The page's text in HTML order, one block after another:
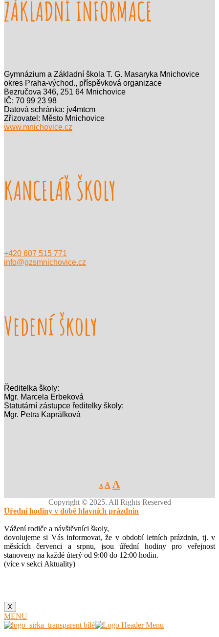
ZÁKLADNÍ INFORMACE
Gymnázium a Základní škola T. G. Masaryka Mnichovice
okres Praha-východ., příspěvková organizace
Bezručova 346, 251 64 Mnichovice
IČ: 70 99 23 98
Datová schránka: jv4mtcm
Zřizovatel: Město Mnichovice
www.mnichovice.cz
KANCELÁŘ ŠKOLY
+420 607 515 771
info@gzsmnichovice.cz
Vedení školy
Ředitelka školy:
Mgr. Marcela Erbeková
Statutární zástupce ředitelky školy:
Mgr. Petra Kaprálková
A
Decrease
font
A Reset
font
size.
A
font
size.
Copyright © 2025. All Rights Reserved
Úřední hodiny v době hlavních prázdnin
Vážení rodiče a návštěvníci školy,
dovolujeme si Vás informovat, že v období letních prázdnin, tj. v
měsících červenci a srpnu, jsou úřední hodiny pro veřejnost
stanoveny na každé úterý od 9:00 do 12:00 hodin.
(více v sekci Aktuality)
X
MENU